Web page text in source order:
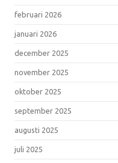
februari 2026
januari 2026
december 2025
november 2025
oktober 2025
september 2025
augusti 2025
juli 2025